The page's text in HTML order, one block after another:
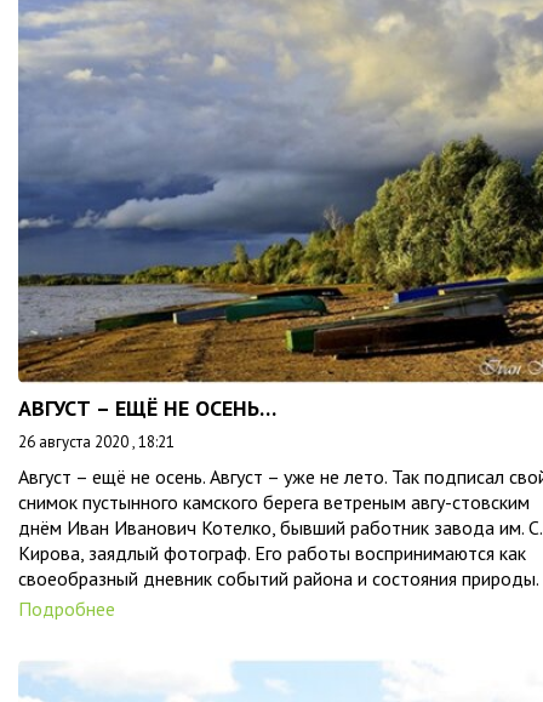
АВГУСТ – ЕЩЁ НЕ ОСЕНЬ…
26 августа 2020 , 18:21
Август – ещё не осень. Август – уже не лето. Так подписал
снимок пустынного камского берега ветреным авгу-стовским
днём Иван Иванович Котелко, бывший работник завода им.
Кирова, заядлый фотограф. Его работы воспринимаются как
своеобразный дневник событий района и состояния природы.
Подробнее